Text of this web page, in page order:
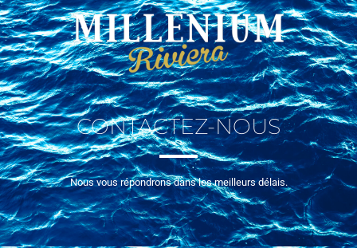
CONTACTEZ-NOUS
Nous vous répondrons dans les meilleurs délais.